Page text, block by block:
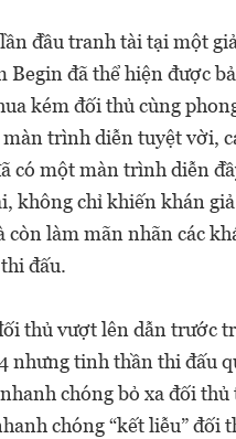
đầu tranh tài tại một
Begin đã thể hiện được
kém đối thủ cùng
màn trình diễn tuyệt vời,
có một màn trình diễn
không chỉ khiến khán
còn làm mãn nhãn các
đấu.
thủ vượt lên dẫn trước
nhưng tinh thần thi đấu
chóng bỏ xa đối
chóng “kết liễu” đối